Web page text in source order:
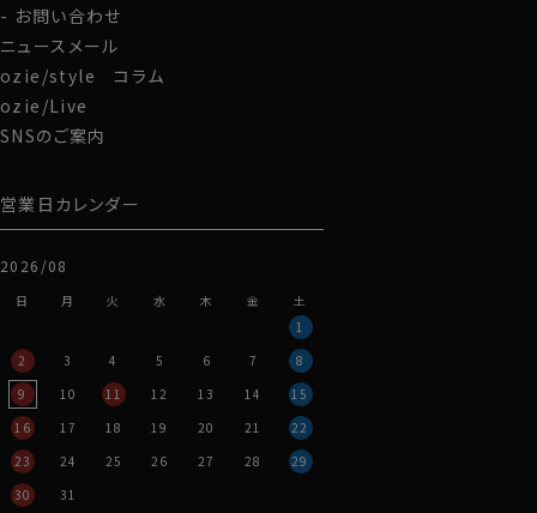
お問い合わせ
ニュースメール
ozie/style コラム
ozie/Live
SNSのご案内
営業日カレンダー
2026/08
日 月 火 水 木 金
土
1
2
3 4 5 6 7
8
9
10 11 12 13 14
15
16
17 18 19 20 21
22
23
24 25 26 27 28
29
30
31